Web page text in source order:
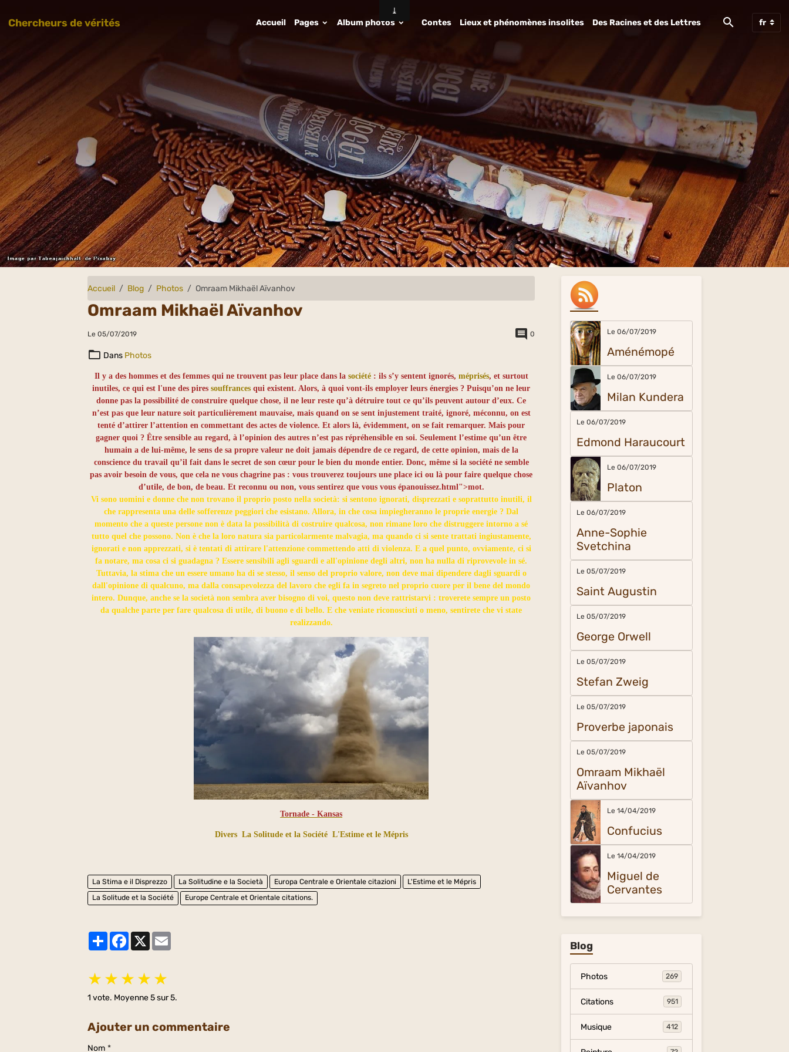
Chercheurs de vérités Accueil Pages Album photos Contes Lieux et phénomènes insolites Des Racines et des Lettres
Accueil Blog Photos Omraam Mikhaël Aïvanhov
Omraam Mikhaël Aïvanhov
Le 05/07/2019 0
Dans Photos
Il y a des hommes et des femmes qui ne trouvent pas leur place dans la société: ils s’y sentent ignorés, méprisés, et surtout
inutiles, ce qui est l'une des piressouffrances qui existent. Alors, à quoi vont-ils employer leurs énergies ? Puisqu’on ne leur
donne pas la possibilité de construire quelque chose, il ne leur reste qu’à détruire tout ce qu’ils peuvent autour d’eux. Ce
n’est pas que leur nature soit particulièrement mauvaise, mais quand on se sent injustement traité, ignoré, méconnu, on est
tenté d’attirer l’attention en commettant des actes de violence. Et alors là, évidemment, on se fait remarquer. Mais pour
gagner quoi ? Être sensible au regard, à l’opinion des autres n’est pas répréhensible en soi. Seulement l’estime qu’un être
humain a de lui-même, le sens de sa propre valeur ne doit jamais dépendre de ce regard, de cette opinion, mais de la
conscience du travail qu’il fait dans le secret de son cœur pour le bien du monde entier. Donc, même si la société ne semble
pas avoir besoin de vous, que cela ne vous chagrine pas : vous trouverez toujours une place ici ou là pour faire quelque chose
d’utile, de bon, de beau. Et reconnu ou non, vous sentirez que vous vous épanouissez.html">mot.
Vi sono uomini e donne che non trovano il proprio posto nella società: si sentono ignorati, disprezzati e soprattutto inutili, il
che rappresenta una delle sofferenze peggiori che esistano. Allora, in che cosa impiegheranno le proprie energie ? Dal
momento che a queste persone non è data la possibilità di costruire qualcosa, non rimane loro che distruggere intorno a sé
tutto quel che possono. Non è che la loro natura sia particolarmente malvagia, ma quando ci si sente trattati ingiustamente,
ignorati e non apprezzati, si è tentati di attirare l'attenzione commettendo atti di violenza. E a quel punto, ovviamente, ci si
fa notare, ma cosa ci si guadagna ? Essere sensibili agli sguardi e all'opinione degli altri, non ha nulla di riprovevole in sé.
Tuttavia, la stima che un essere umano ha di se stesso, il senso del proprio valore, non deve mai dipendere dagli sguardi o
dall'opinione di qualcuno, ma dalla consapevolezza del lavoro che egli fa in segreto nel proprio cuore per il bene del mondo
intero. Dunque, anche se la società non sembra aver bisogno di voi, questo non deve rattristarvi : troverete sempre un posto
da qualche parte per fare qualcosa di utile, di buono e di bello. E che veniate riconosciuti o meno, sentirete che vi state
realizzando.
Tornade - Kansas
Divers La Solitude et la Société L'Estime et le Mépris
La Stima e il Disprezzo La Solitudine e la Società Europa Centrale e Orientale citazioni
L'Estime et le Mépris
La Solitude et la Société
Europe Centrale et Orientale citations.
PartagerFacebook
X
★ ★ ★ ★ ★
1 vote. Moyenne5sur 5.
Ajouter un commentaire
Nom
Le 06/07/2019
Aménémopé
Le 06/07/2019
Milan Kundera
Le 06/07/2019
Edmond Haraucourt
Le 06/07/2019
Platon
Le 06/07/2019
Anne-Sophie
Svetchina
Le 05/07/2019
Saint Augustin
Le 05/07/2019
George Orwell
Le 05/07/2019
Stefan Zweig
Le 05/07/2019
Proverbe japonais
Le 05/07/2019
Omraam Mikhaël
Aïvanhov
Le 14/04/2019
Confucius
Le 14/04/2019
Miguel de
Cervantes
Blog
Photos 269
Citations 951
Musique 412